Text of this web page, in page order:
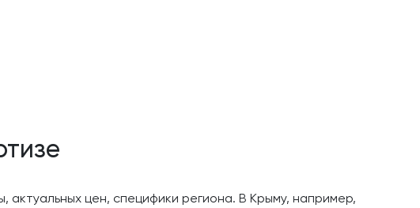
актуальных цен, специфики региона. В Крыму, например,